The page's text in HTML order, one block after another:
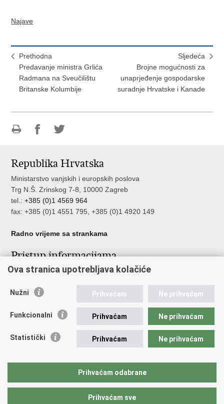
Najave
Prethodna
Predavanje ministra Grlića
Radmana na Sveučilištu
Britanske Kolumbije
Sljedeća
Brojne mogućnosti za
unaprjeđenje gospodarske
suradnje Hrvatske i Kanade
Facebooku
Twitteru
Republika Hrvatska
Ministarstvo vanjskih i europskih poslova
Trg N.Š. Zrinskog 7-8, 10000 Zagreb
tel.:+385 (0)1 4569 964
fax: +385 (0)1 4551 795, +385 (0)1 4920 149
Radno vrijeme sa strankama
Pristup informacijama
Pristup informacijama
Nepravilnosti
Javna nabava u MVEP-u
Nadzor rada i unutarnja revizija službe vanjskih poslova
Ova stranica upotrebljava kolačiće
Nužni Prihvaćam Ne prihvaćam
Funkcionalni Prihvaćam Ne prihvaćam
Statistički Prihvaćam Ne prihvaćam
Prihvaćam odabrane
Prihvaćam sve